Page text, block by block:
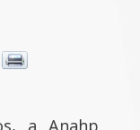
a Anahp